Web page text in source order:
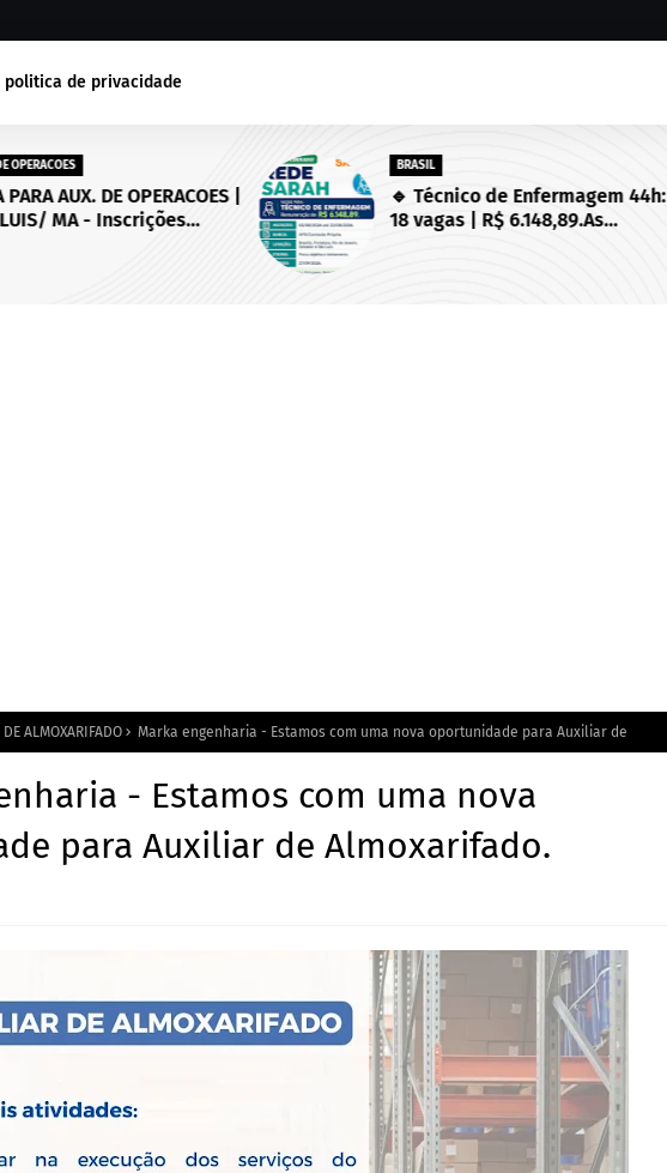
politica de privacidade
OPERACOES
PARA AUX. DE OPERACOES |
MA - Inscrições
BRASIL
🔹 Técnico de Enfermagem 44h:
18 vagas | R$ 6.148,89.As
ALMOXARIFADO Marka engenharia - Estamos com uma nova oportunidade para Auxiliar de
- Estamos com uma nova
para Auxiliar de Almoxarifado.